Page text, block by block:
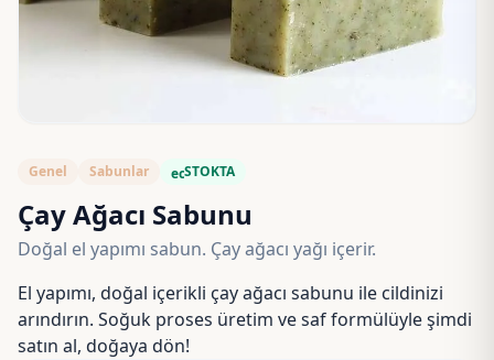
Genel Sabunlar ecoSTOKTA
Çay Ağacı Sabunu
Doğal el yapımı sabun. Çay ağacı yağı içerir.
El yapımı, doğal içerikli çay ağacı sabunu ile cildinizi
arındırın. Soğuk proses üretim ve saf formülüyle şimdi
satın al, doğaya dön!